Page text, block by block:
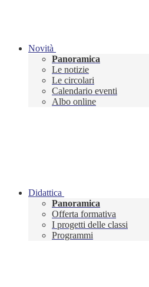
Novità
Panoramica
Le notizie
Le circolari
Calendario eventi
Albo online
Didattica
Panoramica
Offerta formativa
I progetti delle classi
Programmi